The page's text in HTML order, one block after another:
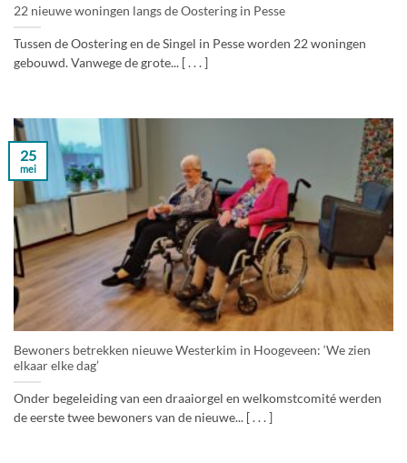
22 nieuwe woningen langs de Oostering in Pesse
Tussen de Oostering en de Singel in Pesse worden 22 woningen
gebouwd. Vanwege de grote... [ . . . ]
Bewoners betrekken nieuwe Westerkim in Hoogeveen: ‘We zien
elkaar elke dag’
Onder begeleiding van een draaiorgel en welkomstcomité werden
de eerste twee bewoners van de nieuwe... [ . . . ]
25
mei